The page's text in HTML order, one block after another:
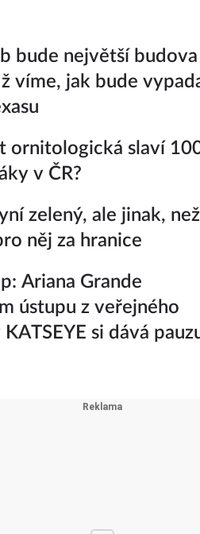
bude největší
víme, jak bude
ornitologická slaví
v ČR?
zelený, ale jinak,
něj za hranice
Ariana Grande
ústupu z veřejného
si dává